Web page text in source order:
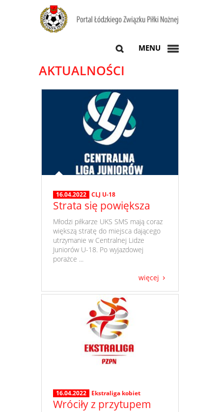
MENU
AKTUALNOŚCI
16.04.2022 CLJ U-18
Strata się powiększa
​ Młodzi piłkarze UKS SMS mają coraz
większą stratę do miejsca dającego
utrzymanie w Centralnej Lidze
Juniorów U-18. Po wyjazdowej
porażce ...
więcej
16.04.2022 Ekstraliga kobiet
Wróciły z przytupem